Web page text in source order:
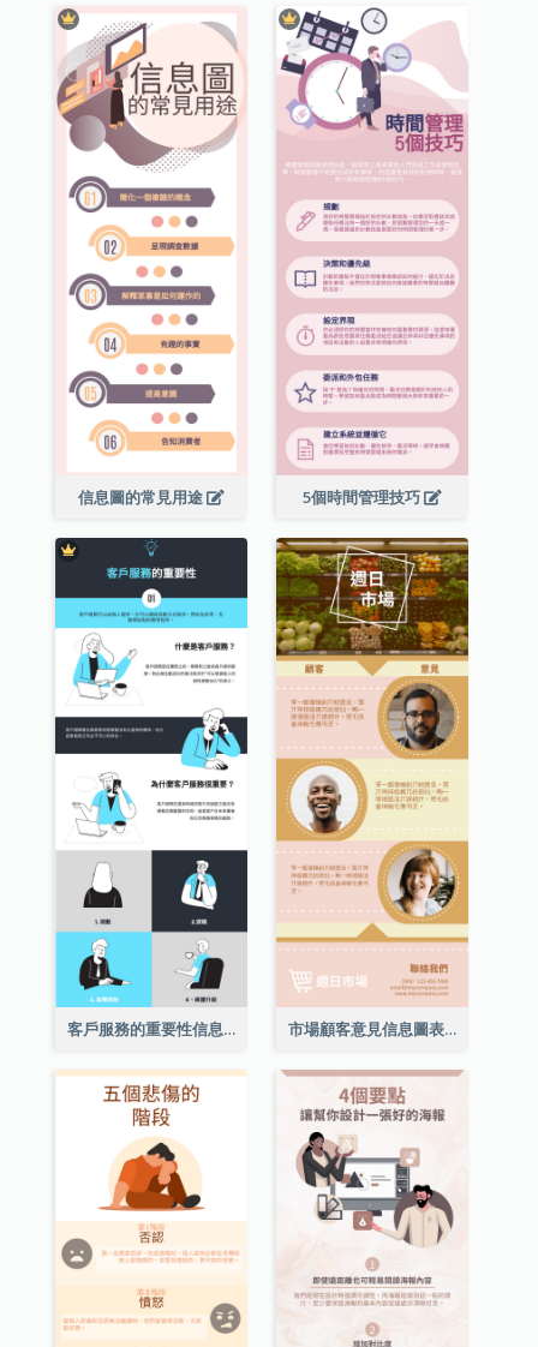
信息圖的常見用途 5個時間管理技巧
客戶服務的重要性信息圖表 市場顧客意見信息圖表